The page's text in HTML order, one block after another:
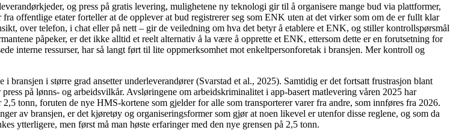
og press på gratis levering, mulighetene ny teknologi gir til å organisere mange bud via plattformer,
offentlige etater forteller at de opplever at bud registrerer seg som ENK uten at det virker som om de er fullt klar
over telefon, i chat eller på nett – gir de veiledning om hva det betyr å etablere et ENK, og stiller kontrollspørsmål
påpeker, er det ikke alltid et reelt alternativ å la være å opprette et ENK, ettersom dette er en forutsetning for
interne ressurser, har så langt ført til lite oppmerksomhet mot enkeltpersonforetak i bransjen. Mer kontroll og
i større grad ansetter underleverandører (Svarstad et al., 2025). Samtidig er det fortsatt frustrasjon blant
på lønns- og arbeidsvilkår. Avsløringene om arbeidskriminalitet i app-basert matlevering våren 2025 har
tonn, foruten de nye HMS-kortene som gjelder for alle som transporterer varer fra andre, som innføres fra 2026.
av bransjen, er det kjøretøy og organiseringsformer som gjør at noen likevel er utenfor disse reglene, og som da
ytterligere, men først må man høste erfaringer med den nye grensen på 2,5 tonn.